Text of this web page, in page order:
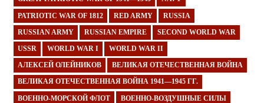
PATRIOTIC WAR OF 1812 RED ARMY RUSSIA
RUSSIAN ARMY RUSSIAN EMPIRE SECOND WORLD WAR
USSR WORLD WAR I WORLD WAR II
АЛЕКСЕЙ ОЛЕЙНИКОВ ВЕЛИКАЯ ОТЕЧЕСТВЕННАЯ ВОЙНА
ВЕЛИКАЯ ОТЕЧЕСТВЕННАЯ ВОЙНА 1941—1945 ГГ.
ВОЕННО-МОРСКОЙ ФЛОТ ВОЕННО-ВОЗДУШНЫЕ СИЛЫ